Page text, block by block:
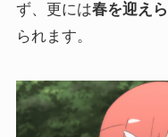
ず、更には春を迎え
られます。